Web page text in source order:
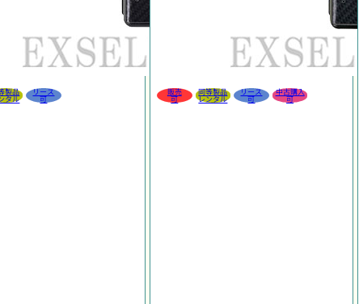
製品
タル
リース
可
販売
可
同等製品
レンタル
リース
可
中古購入
可